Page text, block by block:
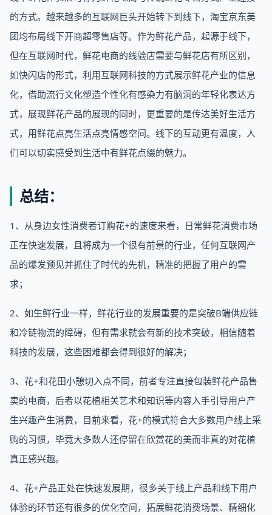
的方式。越来越多的互联网巨头开始转下到线下，淘宝京东美
团均布局线下开商超零售店等。作为鲜花产品，起源于线下，
但在互联网时代，鲜花电商的线验店需要与鲜花店有所区别，
如快闪店的形式，利用互联网科技的方式展示鲜花产业的信息
化，借助流行文化塑造个性化有感染力有脑洞的年轻化表达方
式，展现鲜花产品的展现的同时，更重要的是传达美好生活方
式，用鲜花点亮生活点亮情感空间。线下的互动更有温度，人
们可以切实感受到生活中有鲜花点缀的魅力。
总结：
1、从身边女性消费者订购花+的速度来看，日常鲜花消费市场
正在快速发展，且将成为一个很有前景的行业，任何互联网产
品的爆发预见并抓住了时代的先机，精准的把握了用户的需
求；
2、如生鲜行业一样，鲜花行业的发展重要的是突破B端供应链
和冷链物流的障碍，但有需求就会有新的技术突破，相信随着
科技的发展，这些困难都会得到很好的解决；
3、花+和花田小憩切入点不同，前者专注直接包装鲜花产品售
卖的电商，后者以花植相关艺术和知识等内容入手引导用户产
生兴趣产生消费，目前来看，花+的模式符合大多数用户线上采
购的习惯，毕竟大多数人还停留在欣赏花的美而非真的对花植
真正感兴趣。
4、花+产品正处在快速发展期，很多关于线上产品和线下用户
体验的环节还有很多的优化空间，拓展鲜花消费场景、精细化